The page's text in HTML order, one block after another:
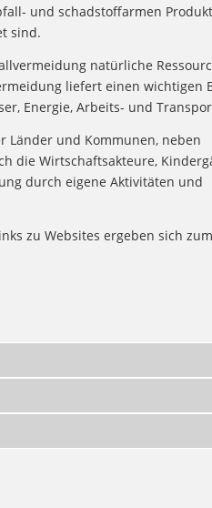
und schadstoffarmen
sind.
natürliche
liefert einen wichtigen
Energie, Arbeits- und
Länder und Kommunen, neben
die Wirtschaftsakteure,
durch eigene Aktivitäten und
zu Websites ergeben sich